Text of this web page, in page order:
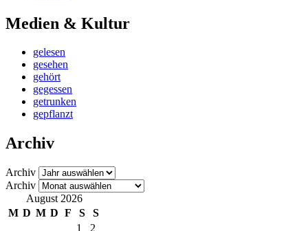
Medien & Kultur
gelesen
gesehen
gehört
gegessen
getrunken
gepflanzt
Archiv
Archiv
Archiv
August 2026
M D M D F S
S
1
2